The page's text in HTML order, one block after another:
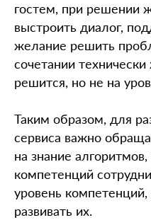
гостем, при решении
выстроить диалог,
желание решить
сочетании
решится, но не на
Таким образом, для
сервиса важно
на знание
компетенций
уровень компетенций,
развивать их.